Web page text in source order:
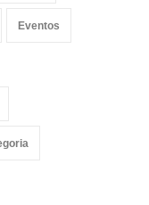
Eventos